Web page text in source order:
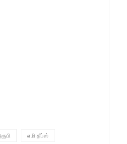
எமி தீப்ஸ்